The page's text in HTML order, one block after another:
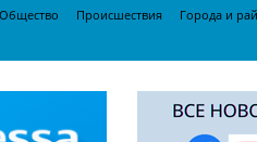
Общество Происшествия Города и